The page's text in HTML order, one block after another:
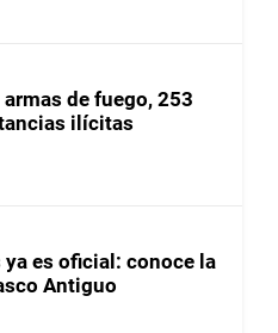
de fuego, 253
ilícitas
ya es oficial: conoce la
Antiguo